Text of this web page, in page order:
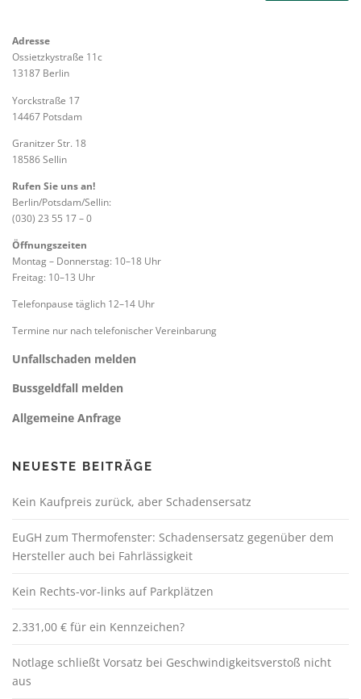
Adresse
Ossietzkystraße 11c
13187 Berlin
Yorckstraße 17
14467 Potsdam
Granitzer Str. 18
18586 Sellin
Rufen Sie uns an!
Berlin/Potsdam/Sellin:
(030) 23 55 17 – 0
Öffnungszeiten
Montag – Donnerstag: 10–18 Uhr
Freitag: 10–13 Uhr
Telefonpause täglich 12–14 Uhr
Termine nur nach telefonischer Vereinbarung
Unfallschaden melden
Bussgeldfall melden
Allgemeine Anfrage
NEUESTE BEITRÄGE
Kein Kaufpreis zurück, aber Schadensersatz
EuGH zum Thermofenster: Schadensersatz gegenüber dem
Hersteller auch bei Fahrlässigkeit
Kein Rechts-vor-links auf Parkplätzen
2.331,00 € für ein Kennzeichen?
Notlage schließt Vorsatz bei Geschwindigkeitsverstoß nicht
aus